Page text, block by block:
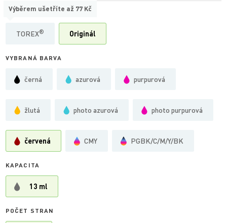
TYP
TOREX®
Výběrem ušetříte až 77 Kč
Originál
VYBRANÁ BARVA
černá azurová purpurová
žlutá photo azurová photo purpurová
červená CMY PGBK/C/M/Y/BK
KAPACITA
13 ml
POČET STRAN